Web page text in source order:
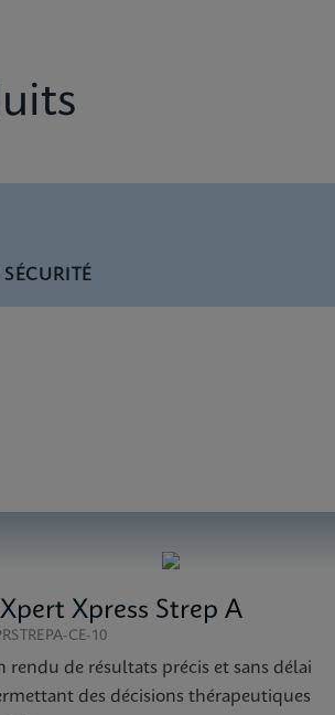
IVD (English)
Xpert Xpress Strep A
CE-10
rendu de résultats précis et sans délai
des décisions thérapeutiques